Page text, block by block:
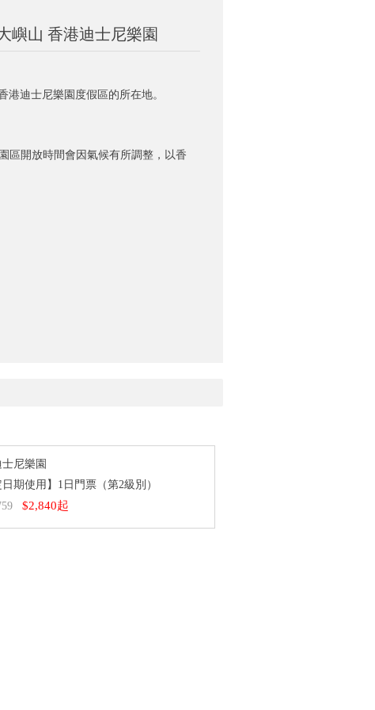
嶼山 香港迪士尼樂園
港迪士尼樂園度假區的所在地。
區開放時間會因氣候有所調整，以香
尼樂園
日期使用】1日門票（第2級別）
$2,840起